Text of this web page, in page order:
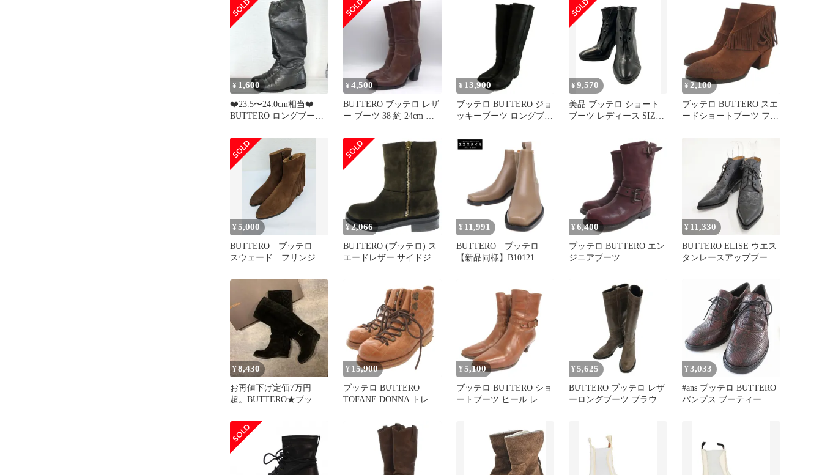
ージュ系 DK1496
¥ 1,600
❤️23.5〜24.0cm相当❤️
BUTTERO ロングブーツ
¥4,500
BUTTERO ブッテロ レザ
ー ブーツ 38 約 24cm ブ
¥ 13,900
ブッテロ BUTTERO ジョ
ッキーブーツ ロングブー
ローヒール 36 23cm 黒 ブ
ラック /XZ ■GY19
¥9,570
美品 ブッテロ ショート
ブーツ レディース SIZE
¥ 2,100
ブッテロ BUTTERO スエ
ードショートブーツ フリ
¥5,000
BUTTERO ブッテロ
スウェード フリンジ
タンブーツ 25cm
¥2,066
BUTTERO (ブッテロ) ス
エードレザー サイドジッ
¥ 11,991
BUTTERO ブッテロ
【新品同様】B10121
¥ 6,400
ブッテロ BUTTERO エン
ジニアブーツ
ー 本革 ワインレッ
¥ 11,330
BUTTERO ELISE ウエス
タンレースアップブーツ
B7206 サイズ36 ブーツ
ブラック レディース ブ
ッテロ【中古】6-
0416G◎
¥8,430
お再値下げ定価7万円
超。BUTTERO★ブッテ
ード 35
¥ 15,900
ブッテロ BUTTERO
TOFANE DONNA トレッ
ブーツ レザー キルティ
ング 37 茶 ブラウン /FF
¥ 5,100
ブッテロ BUTTERO ショ
ートブーツ ヒール レザ
¥ 5,625
BUTTERO ブッテロ レザ
ーロングブーツ ブラウン
¥ 3,033
#ans ブッテロ BUTTERO
パンプス ブーティー レ